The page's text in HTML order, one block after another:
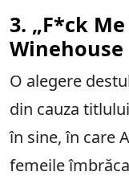
3. „F*ck
Winehouse
O alegere
din cauza
în sine, în care
femeile